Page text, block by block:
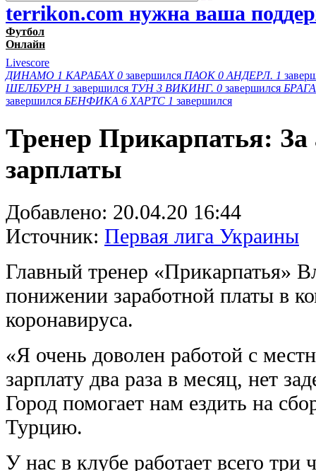
terrikon.com нужна ваша
Футбол
Онлайн
Livescore
ДИНАМО 1 КАРАБАХ 0 завершился ПАОК 0 АНДЕРЛ. 1
ШЕЛБУРН 1 завершился ТУН 3 ВИКИНГ. 0 завершился БРАГА
завершился БЕНФИКА 6 ХАРТС 1 завершился
Тренер Прикарпатья:
зарплаты
Добавлено: 20.04.20 16:44
Источник: Первая лига Украины
Главный тренер «Прикарпатья»
понижении заработной платы в
коронавируса.
«Я очень доволен работой с
зарплату два раза в месяц, нет
Город помогает нам ездить на
Турцию.
У нас в клубе работает всего